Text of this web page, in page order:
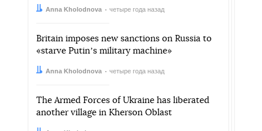
Автор:Anna Kholodnova
Дата: четыре года назад
Britain imposes new sanctions on Russia to
«starve Putinʼs military machine»
Автор:Anna Kholodnova
Дата: четыре года назад
The Armed Forces of Ukraine has liberated
another village in Kherson Oblast